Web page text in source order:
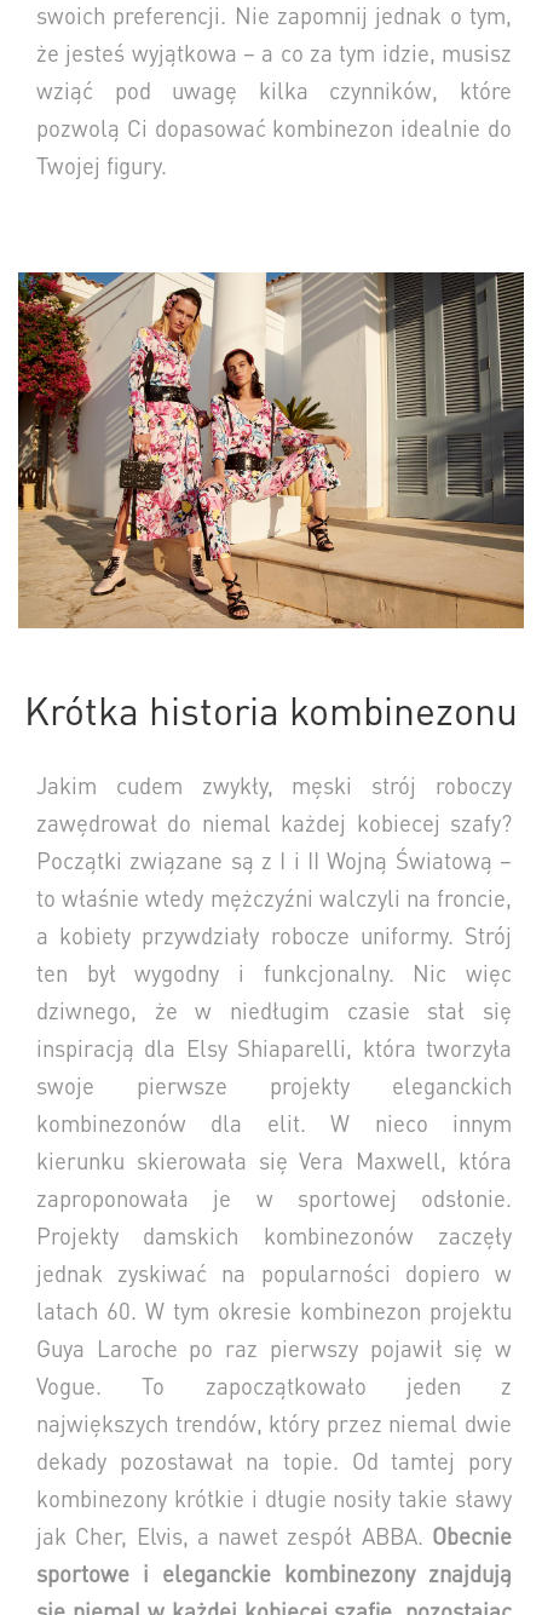
swoich preferencji. Nie zapomnij jednak o tym,
że jesteś wyjątkowa – a co za tym idzie, musisz
wziąć pod uwagę kilka czynników, które
pozwolą Ci dopasować kombinezon idealnie do
Twojej figury.
Krótka historia kombinezonu
Jakim cudem zwykły, męski strój roboczy
zawędrował do niemal każdej kobiecej szafy?
Początki związane są z I i II Wojną Światową –
to właśnie wtedy mężczyźni walczyli na froncie,
a kobiety przywdziały robocze uniformy. Strój
ten był wygodny i funkcjonalny. Nic więc
dziwnego, że w niedługim czasie stał się
inspiracją dla Elsy Shiaparelli, która tworzyła
swoje pierwsze projekty eleganckich
kombinezonów dla elit. W nieco innym
kierunku skierowała się Vera Maxwell, która
zaproponowała je w sportowej odsłonie.
Projekty damskich kombinezonów zaczęły
jednak zyskiwać na popularności dopiero w
latach 60. W tym okresie kombinezon projektu
Guya Laroche po raz pierwszy pojawił się w
Vogue. To zapoczątkowało jeden z
największych trendów, który przez niemal dwie
dekady pozostawał na topie. Od tamtej pory
kombinezony krótkie i długie nosiły takie sławy
jak Cher, Elvis, a nawet zespół ABBA. Obecnie
sportowe i eleganckie kombinezony znajdują